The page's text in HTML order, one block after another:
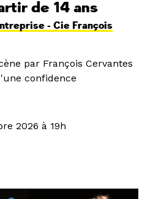
de 14 ans
- Cie François
par François Cervantes
confidence
2026 à 19h